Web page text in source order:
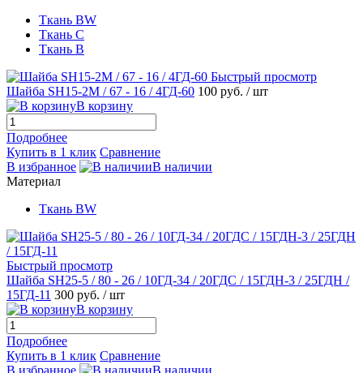
Ткань BW
Ткань С
Ткань B
Быстрый просмотр
Шайба SH15-2M / 67 - 16 / 4ГД-60 100 руб. / шт
В корзину
Подробнее
Купить в 1 клик Сравнение
В избранное
В наличии
Материал
Ткань BW
Быстрый просмотр
Шайба SH25-5 / 80 - 26 / 10ГД-34 / 20ГДС / 15ГДН-3 / 25ГДН /
15ГД-11 300 руб. / шт
В корзину
Подробнее
Купить в 1 клик Сравнение
В избранное
В наличии